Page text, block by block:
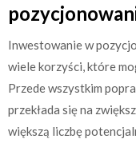
Inwestowanie w
wiele korzyści, które
Przede wszystkim
przekłada się na
większą liczbę